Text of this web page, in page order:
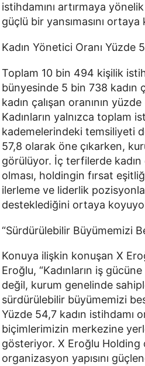
istihdamını artırmaya
güçlü bir yansımasını ortaya
Kadın Yönetici Oranı Yüzde
Toplam 10 bin 494 kişilik
bünyesinde 5 bin 738 kadın
kadın çalışan oranının
Kadınların yalnızca toplam
kademelerindeki temsiliyeti
57,8 olarak öne çıkarken,
görülüyor. İç terfilerde kadın
olması, holdingin fırsat
ilerleme ve liderlik
desteklediğini ortaya
“Sürdürülebilir Büyümemizi
Konuya ilişkin konuşan X
Eroğlu, “Kadınların iş gücüne
değil, kurum genelinde
sürdürülebilir büyümemizi
Yüzde 54,7 kadın istihdamı
biçimlerimizin merkezine
gösteriyor. X Eroğlu Holding
organizasyon yapısını